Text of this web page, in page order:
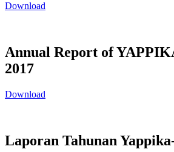
Download
Annual Report of
2017
Download
Laporan Tahunan